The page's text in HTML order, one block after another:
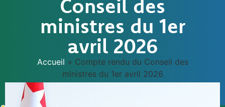
Conseil des
ministres du 1er
avril 2026
Accueil » Compte rendu du Conseil des
ministres du 1er avril 2026